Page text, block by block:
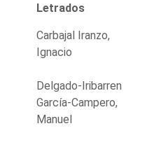
Letrados
Carbajal Iranzo,
Ignacio
Delgado-Iribarren
García-Campero,
Manuel